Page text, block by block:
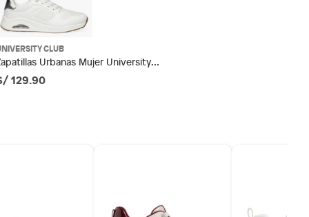
CLUB
Urbanas Mujer University
129.90